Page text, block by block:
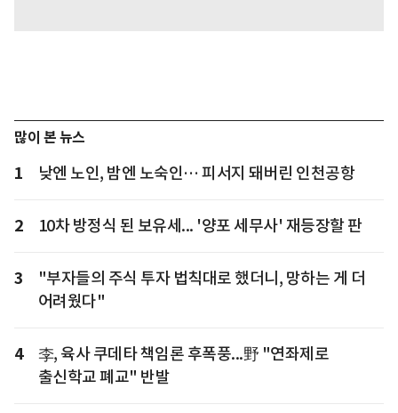
많이 본 뉴스
1 낮엔 노인, 밤엔 노숙인… 피서지 돼버린 인천공항
2 10차 방정식 된 보유세... '양포 세무사' 재등장할 판
3
"부자들의 주식 투자 법칙대로 했더니, 망하는 게 더
어려웠다"
4
李, 육사 쿠데타 책임론 후폭풍...野 "연좌제로
출신학교 폐교" 반발